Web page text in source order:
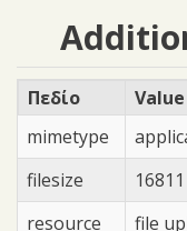
Πεδίο
Value
mimetype
filesize
16811
resource
file